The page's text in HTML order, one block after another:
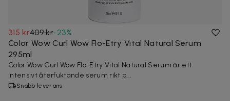
315 kr409 kr-23%
Color Wow Curl Wow Flo-Etry Vital Natural Serum
295ml
Color Wow Curl Wow Flo-Etry Vital Natural Serum är ett
intensivt återfuktande serum rikt p...
Snabb leverans